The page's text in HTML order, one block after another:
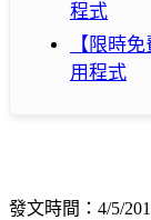
程式
【限時
用程式
發文時間：4/5/